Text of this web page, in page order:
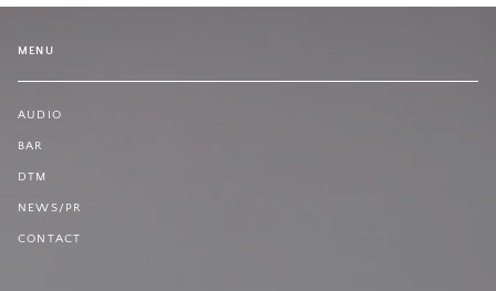
MENU
AUDIO
BAR
DTM
NEWS/PR
CONTACT